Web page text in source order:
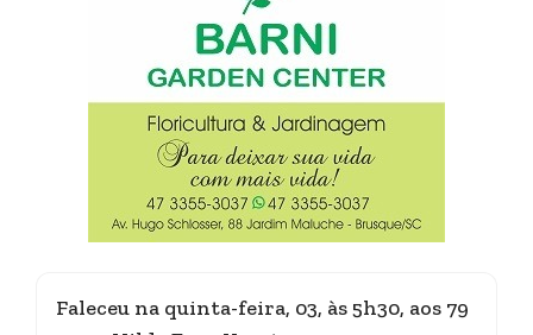
Faleceu na quinta-feira, 03, às 5h30, aos 79